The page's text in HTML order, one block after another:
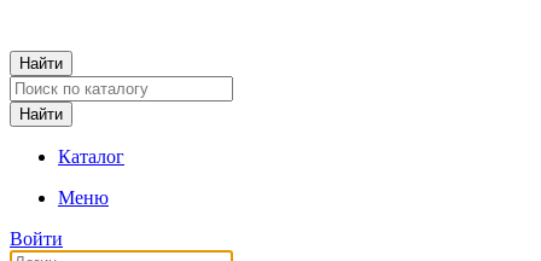
Каталог
Меню
Войти